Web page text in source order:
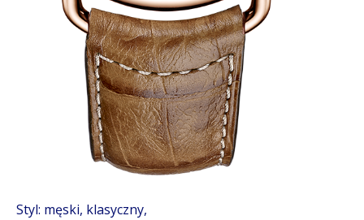
Styl: męski, klasyczny,